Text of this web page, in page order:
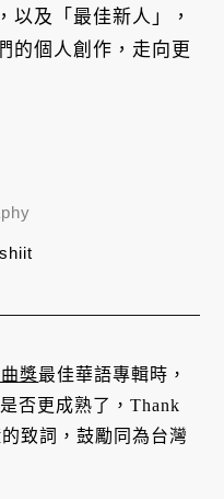
以及「最佳新人」，
的個人創作，走向更
獎最佳華語專輯時，
否更成熟了，Thank
致詞，鼓勵同為台灣